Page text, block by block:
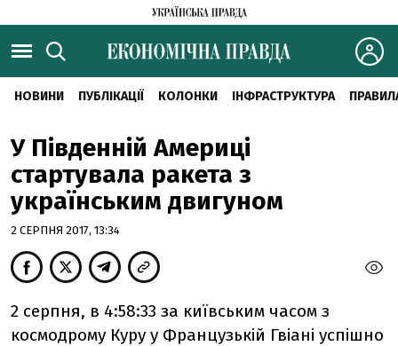
НОВИНИ ПУБЛІКАЦІЇ КОЛОНКИ ІНФРАСТРУКТУРА
У Південній Америці
стартувала ракета з
українським двигуном
2 СЕРПНЯ 2017, 13:34
2 серпня, в 4:58:33 за київським часом з
космодрому Куру у Французькій Гвіані успішно